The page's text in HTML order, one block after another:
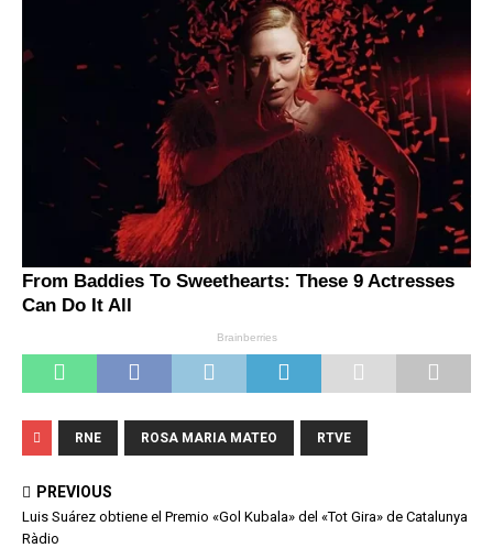
RNE ROSA MARIA MATEO RTVE
PREVIOUS
Luis Suárez obtiene el Premio «Gol Kubala» del «Tot Gira» de Catalunya
Ràdio